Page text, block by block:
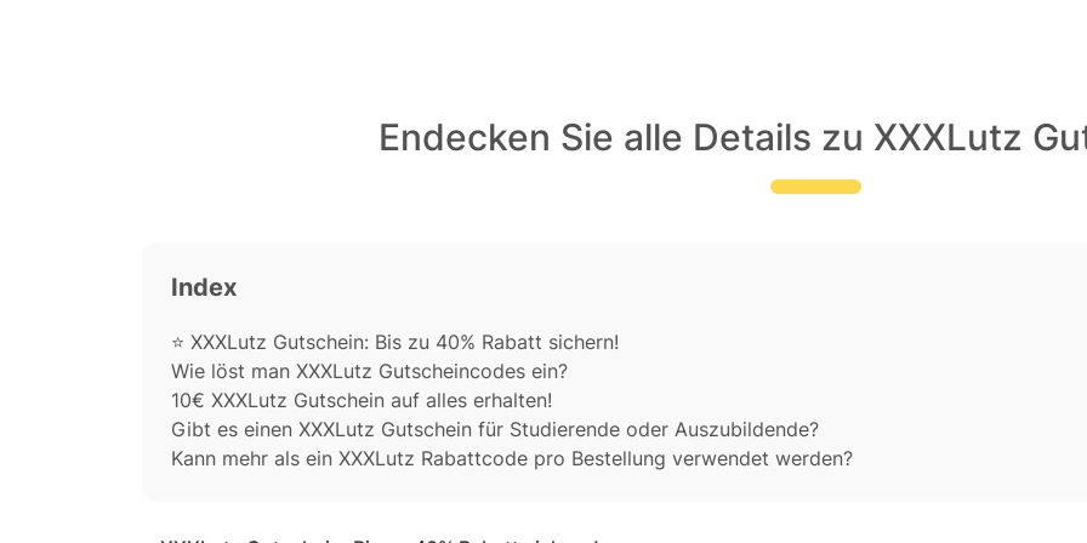
Endecken Sie alle Details zu XXXLutz
Index
⭐️ XXXLutz Gutschein: Bis zu 40% Rabatt sichern!
Wie löst man XXXLutz Gutscheincodes ein?
10€ XXXLutz Gutschein auf alles erhalten!
Gibt es einen XXXLutz Gutschein für Studierende oder Auszubildende?
Kann mehr als ein XXXLutz Rabattcode pro Bestellung verwendet werden?